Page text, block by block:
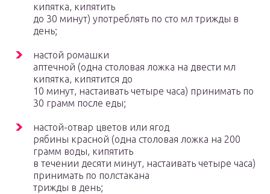
кипятка, кипятить
до 30 минут) употреблять по сто мл трижды в
день;
настой ромашки
аптечной (одна столовая ложка на двести мл
кипятка, кипятится до
10 минут, настаивать четыре часа) принимать по
30 грамм после еды;
настой-отвар цветов или ягод
рябины красной (одна столовая ложка на 200
грамм воды, кипятить
в течении десяти минут, настаивать четыре часа)
принимать по полстакана
трижды в день;